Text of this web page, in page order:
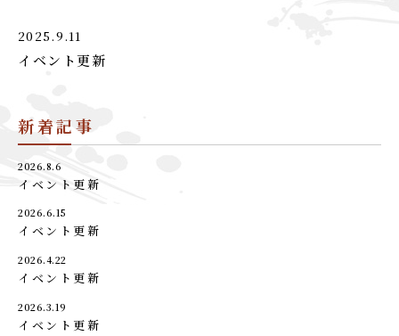
2025.9.11
イベント更新
新着記事
2026.8.6
イベント更新
2026.6.15
イベント更新
2026.4.22
イベント更新
2026.3.19
イベント更新